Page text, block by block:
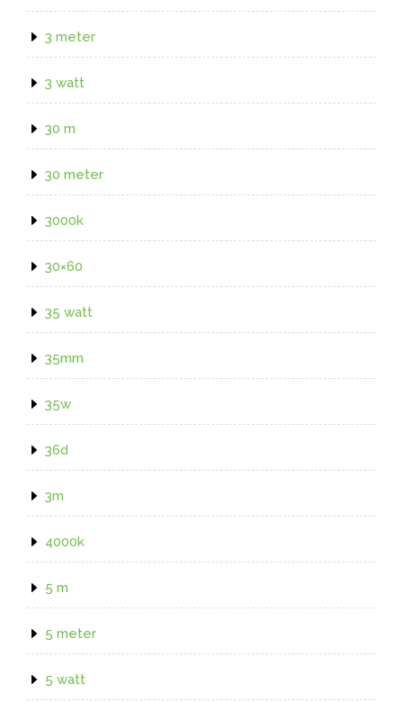
3 meter
3 watt
30 m
30 meter
3000k
30×60
35 watt
35mm
35w
36d
3m
4000k
5 m
5 meter
5 watt